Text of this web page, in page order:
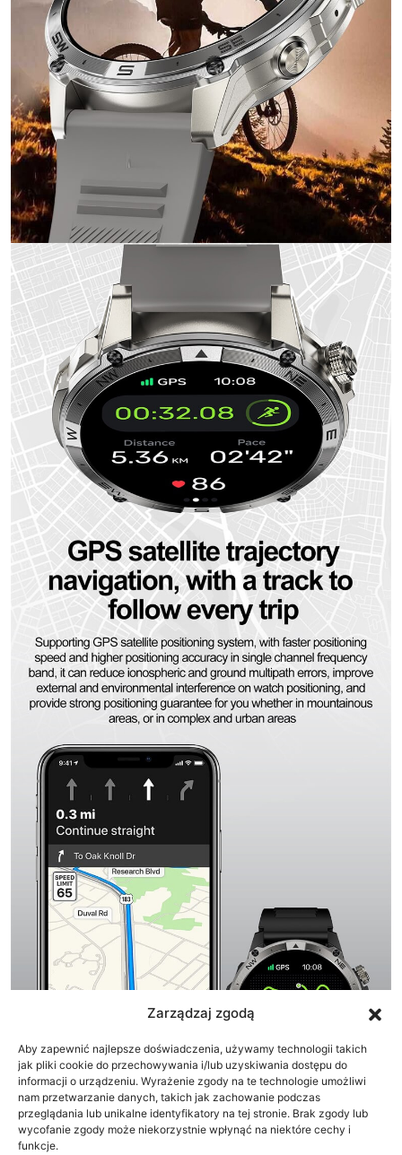
Zarządzaj zgodą
Aby zapewnić najlepsze doświadczenia, używamy technologii takich
jak pliki cookie do przechowywania i/lub uzyskiwania dostępu do
informacji o urządzeniu. Wyrażenie zgody na te technologie umożliwi
nam przetwarzanie danych, takich jak zachowanie podczas
przeglądania lub unikalne identyfikatory na tej stronie. Brak zgody lub
wycofanie zgody może niekorzystnie wpłynąć na niektóre cechy i
funkcje.